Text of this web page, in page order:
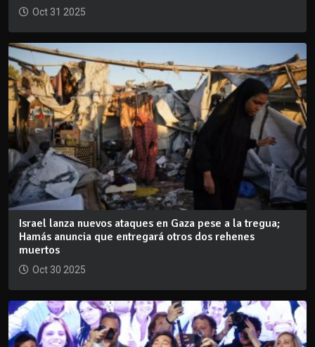
Oct 31 2025
Israel lanza nuevos ataques en Gaza pese a la tregua;
Hamás anuncia que entregará otros dos rehenes
muertos
Oct 30 2025